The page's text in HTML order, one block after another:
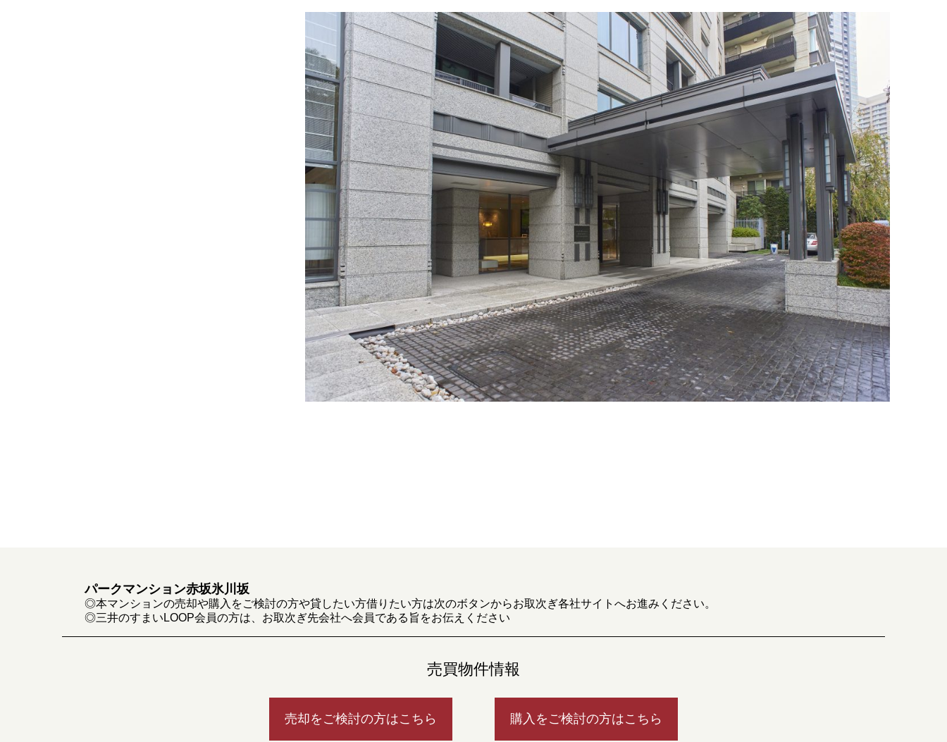
パークマンション赤坂氷川坂
◎本マンションの売却や購入をご検討の方や貸したい方借りたい方は次のボタンからお取次ぎ各社サイトへお進みください。
◎三井のすまいLOOP会員の方は、お取次ぎ先会社へ会員である旨をお伝えください
売買物件情報
売却をご検討の方はこちら 購入をご検討の方はこちら